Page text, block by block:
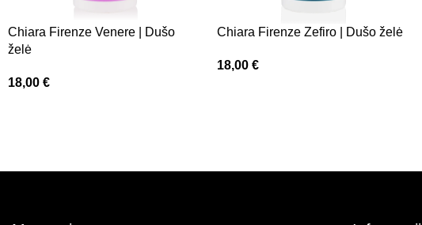
Chiara Firenze Venere | Dušo
želė
18,00 €
Chiara Firenze Zefiro | Dušo želė
18,00 €